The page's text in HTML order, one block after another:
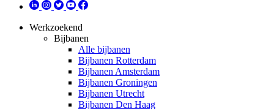
Werkzoekend
Bijbanen
Alle bijbanen
Bijbanen Rotterdam
Bijbanen Amsterdam
Bijbanen Groningen
Bijbanen Utrecht
Bijbanen Den Haag